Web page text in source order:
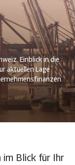
Einblick in die
aktuellen Lage
im Blick für Ihr